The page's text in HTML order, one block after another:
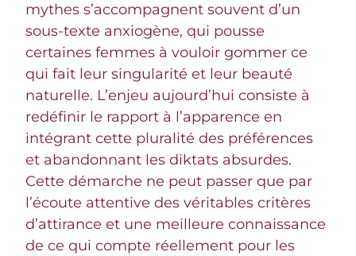
mythes s’accompagnent souvent d’un
sous-texte anxiogène, qui pousse
certaines femmes à vouloir gommer ce
qui fait leur singularité et leur beauté
naturelle. L’enjeu aujourd’hui consiste à
redéfinir le rapport à l’apparence en
intégrant cette pluralité des préférences
et abandonnant les diktats absurdes.
Cette démarche ne peut passer que par
l’écoute attentive des véritables critères
d’attirance et une meilleure connaissance
de ce qui compte réellement pour les